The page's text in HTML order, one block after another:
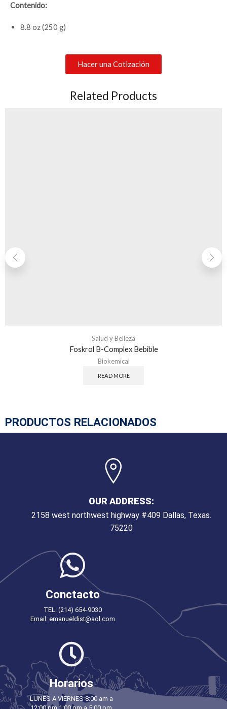
Contenido:
8.8 oz (250 g)
Hacer una Cotización
Related Products
Salud y Belleza
Foskrol B-Complex Bebible
Biokemical
READ MORE
PRODUCTOS RELACIONADOS
OUR ADDRESS:
2158 west northwest highway #409 Dallas, Texas.
75220
Conctacto
TEL: (214) 654-9030
Email: emanueldist@aol.com
Horarios
LUNES A VIERNES 8:00 am a